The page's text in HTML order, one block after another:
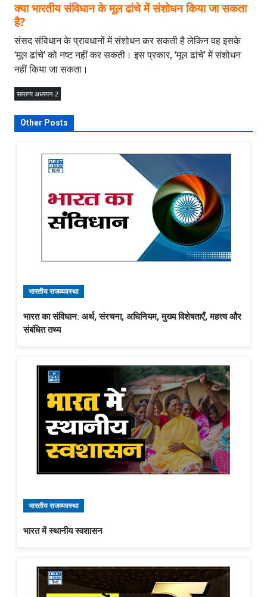
क्या भारतीय संविधान के मूल ढांचे में संशोधन किया जा सकता
है?
संसद संविधान के प्रावधानों में संशोधन कर सकती है लेकिन वह इसके
‘मूल ढांचे’ को नष्ट नहीं कर सकती। इस प्रकार, ‘मूल ढांचे’ में संशोधन
नहीं किया जा सकता।
सामान्य अध्ययन-2
Other Posts
भारतीय राजव्यवस्था
भारत का संविधान: अर्थ, संरचना, अधिनियम, मुख्य विशेषताएँ, महत्त्व और
संबंधित तथ्य
भारतीय राजव्यवस्था
भारत में स्थानीय स्वशासन